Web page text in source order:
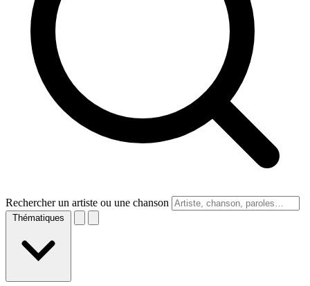
Rechercher un artiste ou une chanson
Thématiques